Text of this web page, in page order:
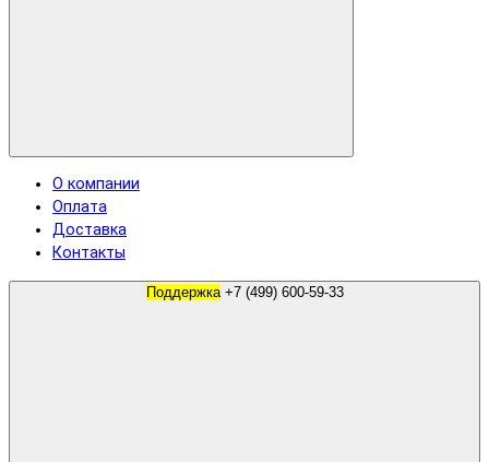
О компании
Оплата
Доставка
Контакты
Поддержка +7 (499) 600-59-33